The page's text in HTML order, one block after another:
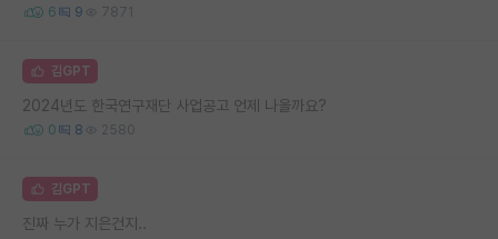
6 9 7871
김GPT
2024년도 한국연구재단 사업공고 언제 나올까요?
0 8 2580
김GPT
진짜 누가 지은건지..